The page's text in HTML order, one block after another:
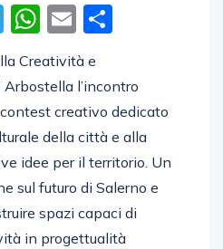
Telegram
WhatsApp
Email
Creatività e
Arbostella l’incontro
contest creativo dedicato
della città e alla
idee per il territorio. Un
sul futuro di Salerno e
spazi capaci di
in progettualità